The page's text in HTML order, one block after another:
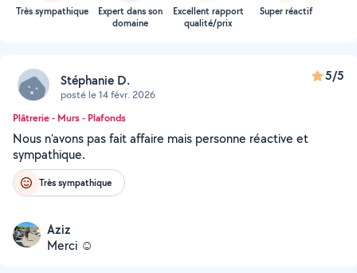
Très sympathique
Expert dans son
domaine
Excellent rapport
qualité/prix
Super réactif
Stéphanie D.
posté le 14 févr. 2026
5/5
Plâtrerie - Murs - Plafonds
Nous n'avons pas fait affaire mais personne réactive et
sympathique.
Très sympathique
Aziz
Merci ☺️